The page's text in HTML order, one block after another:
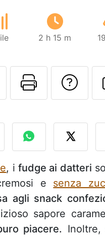
2 h 15 m
Invia questa
Stampa
, i fudge ai datteri
e senza
agli snack
sapore
piacere. Inoltre,